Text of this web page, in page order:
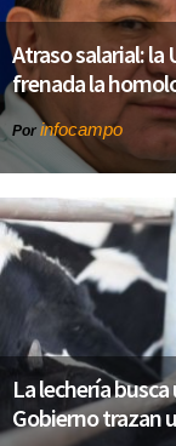
Atraso salarial: la
frenada la
Por infocampo
La lechería
Gobierno trazan